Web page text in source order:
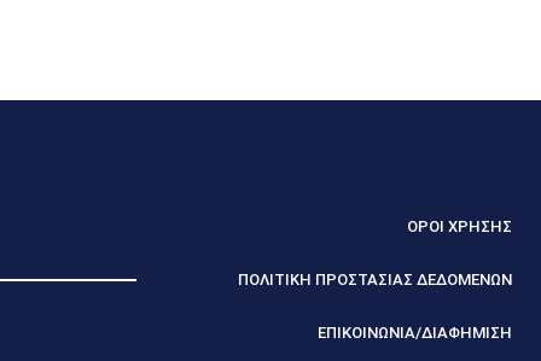
ΟΡΟΙ ΧΡΗΣΗΣ
ΠΟΛΙΤΙΚΗ ΠΡΟΣΤΑΣΙΑΣ ΔΕΔΟΜΕΝΩΝ
ΕΠΙΚΟΙΝΩΝΙΑ/ΔΙΑΦΗΜΙΣΗ